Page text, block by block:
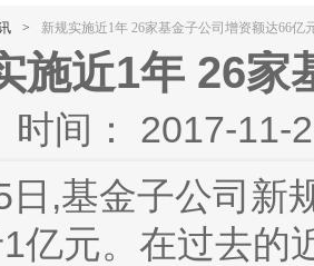
所代理业务调整合约保证金比例和涨跌幅度限制的
业务风险防范的提示
险防范的提示
更名为平安银行数字信用卡的公告
> 新规实施近1年 26家基金子公司增资额达66亿
施近1年 26家
时间： 2017-11-
日,基金子公司新
亿元。在过去的